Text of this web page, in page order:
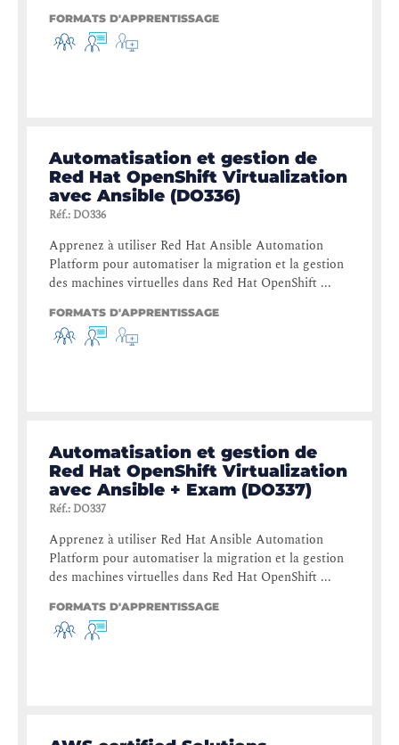
FORMATS D'APPRENTISSAGE
Automatisation et gestion de
Red Hat OpenShift Virtualization
avec Ansible (DO336)
Réf.: DO336
Apprenez à utiliser Red Hat Ansible Automation
Platform pour automatiser la migration et la gestion
des machines virtuelles dans Red Hat OpenShift ...
FORMATS D'APPRENTISSAGE
Automatisation et gestion de
Red Hat OpenShift Virtualization
avec Ansible + Exam (DO337)
Réf.: DO337
Apprenez à utiliser Red Hat Ansible Automation
Platform pour automatiser la migration et la gestion
des machines virtuelles dans Red Hat OpenShift ...
FORMATS D'APPRENTISSAGE